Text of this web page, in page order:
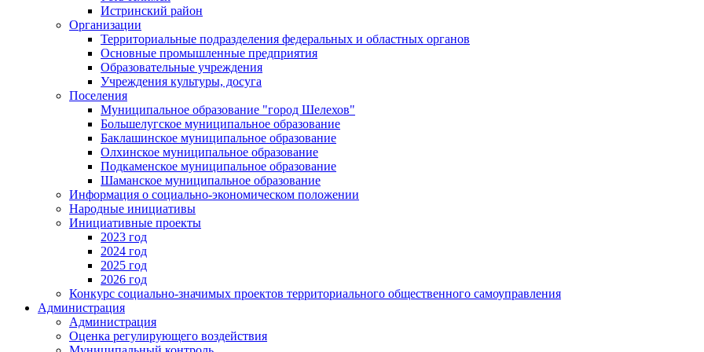
Истринский район
Организации
Территориальные подразделения федеральных и областных органов
Основные промышленные предприятия
Образовательные учреждения
Учреждения культуры, досуга
Поселения
Муниципальное образование "город Шелехов"
Большелугское муниципальное образование
Баклашинское муниципальное образование
Олхинское муниципальное образование
Подкаменское муниципальное образование
Шаманское муниципальное образование
Информация о социально-экономическом положении
Народные инициативы
Инициативные проекты
2023 год
2024 год
2025 год
2026 год
Конкурс социально-значимых проектов территориального общественного самоуправления
Администрация
Администрация
Оценка регулирующего воздействия